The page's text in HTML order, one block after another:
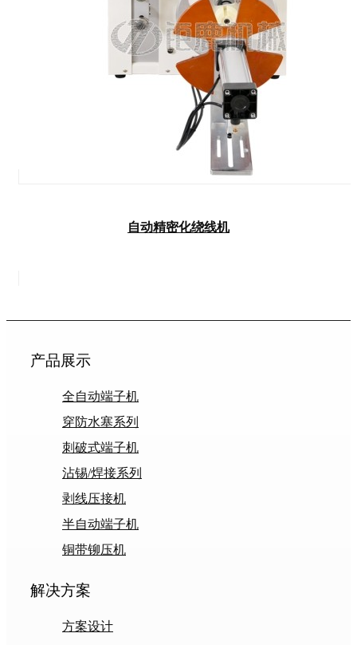
自动精密化绕线机
产品展示
全自动端子机
穿防水塞系列
刺破式端子机
沾锡/焊接系列
剥线压接机
半自动端子机
铜带铆压机
解决方案
方案设计